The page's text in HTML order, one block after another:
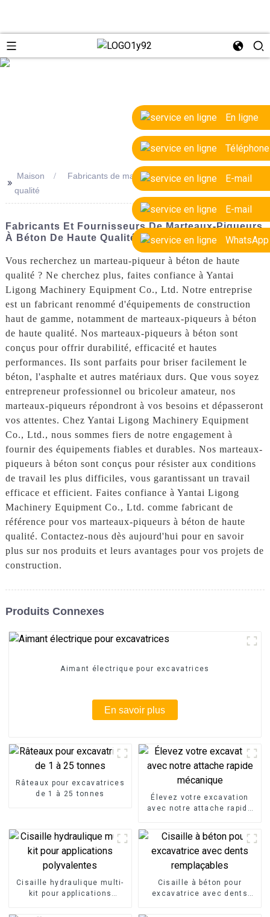
En ligne
Téléphone
E-mail
E-mail
WhatsApp
>>
Maison
Fabricants de marteaux-piqueurs à béton de haute
qualité
Fabricants Et Fournisseurs De Marteaux-Piqueurs
À Béton De Haute Qualité
Vous recherchez un marteau-piqueur à béton de haute
qualité ? Ne cherchez plus, faites confiance à Yantai
Ligong Machinery Equipment Co., Ltd. Notre entreprise
est un fabricant renommé d'équipements de construction
haut de gamme, notamment de marteaux-piqueurs à béton
de haute qualité. Nos marteaux-piqueurs à béton sont
conçus pour offrir durabilité, efficacité et hautes
performances. Ils sont parfaits pour briser facilement le
béton, l'asphalte et autres matériaux durs. Que vous soyez
entrepreneur professionnel ou bricoleur amateur, nos
marteaux-piqueurs répondront à vos besoins et dépasseront
vos attentes. Chez Yantai Ligong Machinery Equipment
Co., Ltd., nous sommes fiers de notre engagement à
fournir des équipements fiables et durables. Nos marteaux-
piqueurs à béton sont conçus pour résister aux conditions
de travail les plus difficiles, vous garantissant un travail
efficace et efficient. Faites confiance à Yantai Ligong
Machinery Equipment Co., Ltd. comme fabricant de
référence pour vos marteaux-piqueurs à béton de haute
qualité. Contactez-nous dès aujourd'hui pour en savoir
plus sur nos produits et leurs avantages pour vos projets de
construction.
Produits Connexes
Aimant électrique pour excavatrices
En savoir plus
Râteaux pour excavatrices
de 1 à 25 tonnes
Élevez votre excavation
avec notre attache rapide
Cisaille hydraulique multi-
kit pour applications
Cisaille à béton pour
excavatrice avec dents